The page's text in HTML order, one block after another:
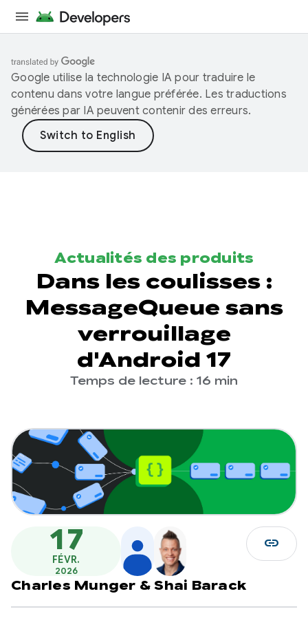
Google utilise la technologie IA pour traduire le
contenu dans votre langue préférée. Les traductions
générées par IA peuvent contenir des erreurs.
Actualités des produits
Dans les coulisses :
MessageQueue sans
verrouillage
d'Android 17
Temps de lecture : 16 min
17
FÉVR.
2026
Charles Munger &Shai Barack
link